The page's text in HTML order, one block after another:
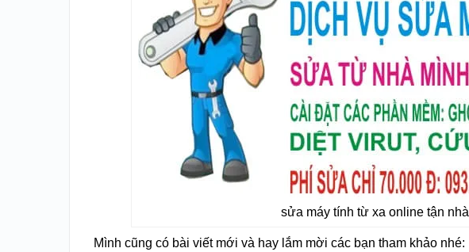
sửa máy tính từ xa online tận nhà
Mình cũng có bài viết mới và hay lắm mời các bạn tham khảo nhé: